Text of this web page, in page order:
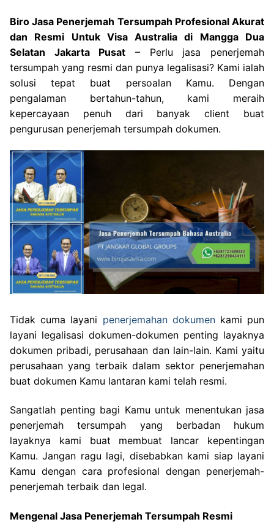
Biro Jasa Penerjemah Tersumpah Profesional Akurat
dan Resmi Untuk Visa Australia di Mangga Dua
Selatan Jakarta Pusat – Perlu jasa penerjemah
tersumpah yang resmi dan punya legalisasi? Kami ialah
solusi tepat buat persoalan Kamu. Dengan
pengalaman bertahun-tahun, kami meraih
kepercayaan penuh dari banyak client buat
pengurusan penerjemah tersumpah dokumen.
Tidak cuma layani penerjemahan dokumenkami pun
layani legalisasi dokumen-dokumen penting layaknya
dokumen pribadi, perusahaan dan lain-lain. Kami yaitu
perusahaan yang terbaik dalam sektor penerjemahan
buat dokumen Kamu lantaran kami telah resmi.
Sangatlah penting bagi Kamu untuk menentukan jasa
penerjemah tersumpah yang berbadan hukum
layaknya kami buat membuat lancar kepentingan
Kamu. Jangan ragu lagi, disebabkan kami siap layani
Kamu dengan cara profesional dengan penerjemah-
penerjemah terbaik dan legal.
Mengenal Jasa Penerjemah Tersumpah Resmi